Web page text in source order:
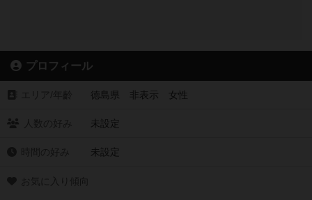
プロフィール
徳島県 非表示 女性
未設定
未設定